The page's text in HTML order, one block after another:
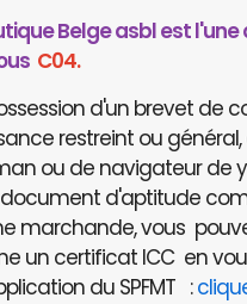
Belge asbl est l'une
C04.
d'un brevet de
restreint ou général,
ou de navigateur de
d'aptitude
marchande, vous
un certificat ICC en
du SPFMT :